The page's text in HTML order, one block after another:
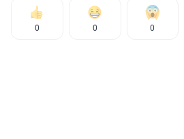
0 0 0